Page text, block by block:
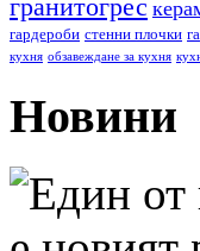
гранитогрес
гардероби стенни плочки
кухня обзавеждане за кухня
Новини